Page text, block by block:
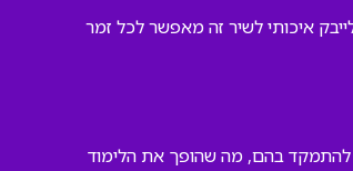
איכותי לשיר זה מאפשר לכל זמר
להתמקד בהם, מה שהופך את הלימוד